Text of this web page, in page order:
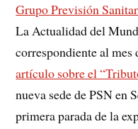
Grupo Previsión
La Actualidad del
correspondiente al
artículo sobre el
nueva sede de PSN en
primera parada de la